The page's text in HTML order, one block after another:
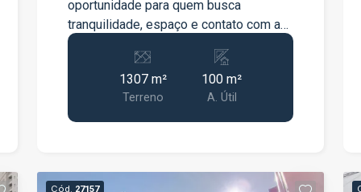
oportunidade para quem busca
tranquilidade, espaço e contato com a
natureza. Terreno com 1.307 m², ideal
para lazer ou moradia. O imóvel conta
aconchegante Copa e cozinha Vaga
coberta para 2 carros Espaço adicional
Local tranquilo e agradável Ótimo para
1307 m²
Terreno
100 m²
A. Útil
Cód. 27157